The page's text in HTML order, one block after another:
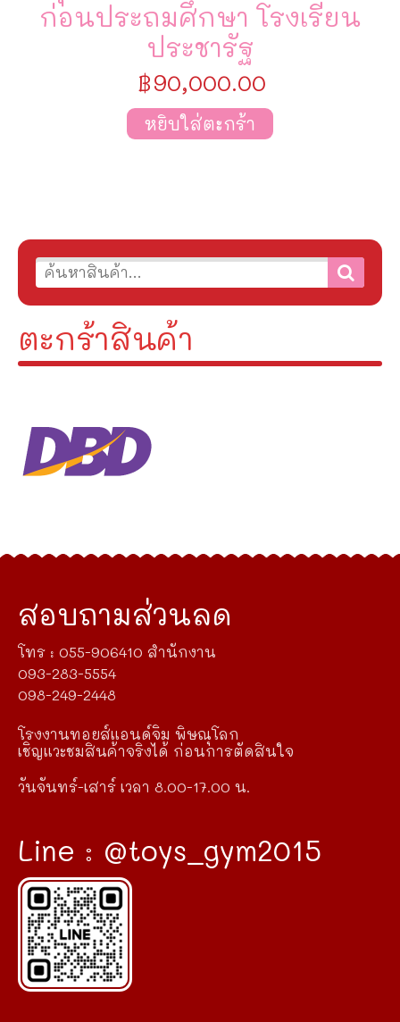
ตะกร้าสินค้า
ก่อนประถมศึกษา โรงเรียน
ประชารัฐ
฿90,000.00
หยิบใส่ตะกร้า
สอบถามส่วนลด
โทร : 055-906410 สำนักงาน
093-283-5554
098-249-2448
โรงงานทอยส์แอนด์จิม พิษณุโลก
เชิญแวะชมสินค้าจริงได้ ก่อนการตัดสินใจ
วันจันทร์-เสาร์ เวลา 8.00-17.00 น.
Line : @toys_gym2015